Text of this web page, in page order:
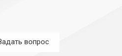
вопрос